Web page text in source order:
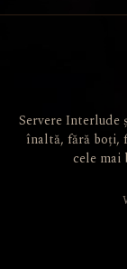
Servere Interlude
înaltă, fără boți,
cele mai